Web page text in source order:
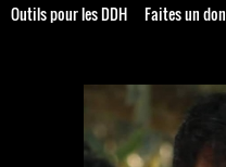
Outils pour les DDH Faites un don